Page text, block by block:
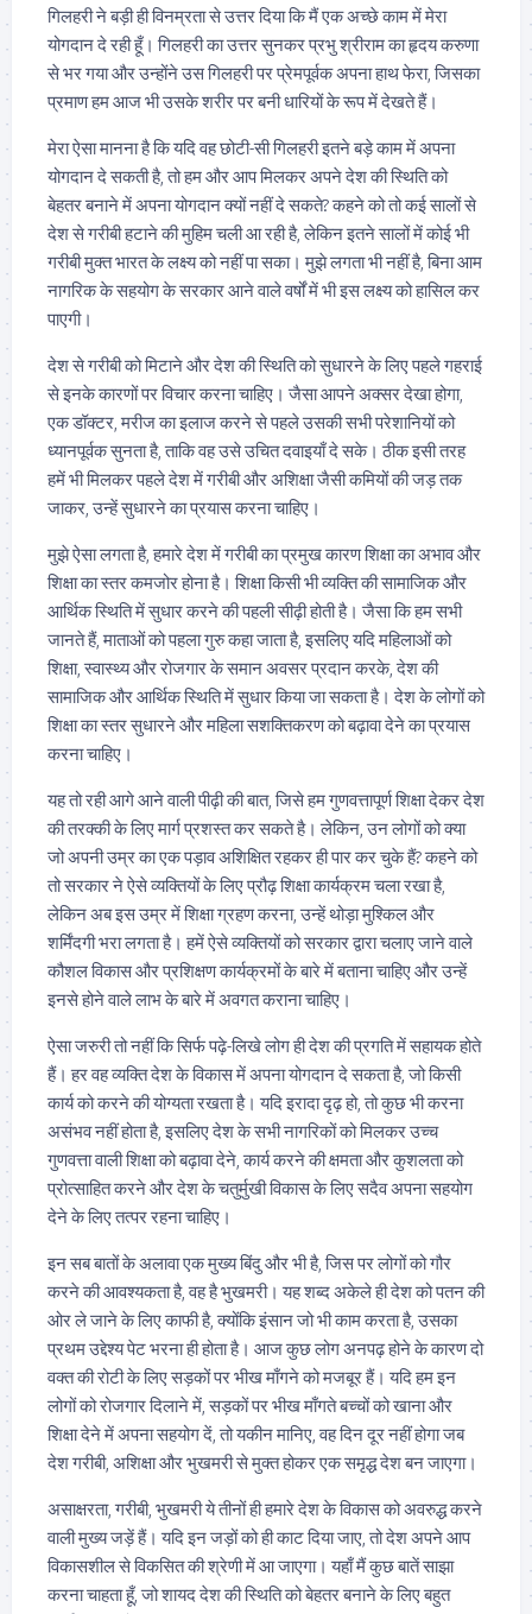
गिलहरी ने बड़ी ही विनम्रता से उत्तर दिया कि मैं एक अच्छे काम में मेरा
योगदान दे रही हूँ। गिलहरी का उत्तर सुनकर प्रभु श्रीराम का हृदय करुणा
से भर गया और उन्होंने उस गिलहरी पर प्रेमपूर्वक अपना हाथ फेरा, जिसका
प्रमाण हम आज भी उसके शरीर पर बनी धारियों के रूप में देखते हैं।
मेरा ऐसा मानना है कि यदि वह छोटी-सी गिलहरी इतने बड़े काम में अपना
योगदान दे सकती है, तो हम और आप मिलकर अपने देश की स्थिति को
बेहतर बनाने में अपना योगदान क्यों नहीं दे सकते? कहने को तो कई सालों से
देश से गरीबी हटाने की मुहिम चली आ रही है, लेकिन इतने सालों में कोई भी
गरीबी मुक्त भारत के लक्ष्य को नहीं पा सका। मुझे लगता भी नहीं है, बिना आम
नागरिक के सहयोग के सरकार आने वाले वर्षों में भी इस लक्ष्य को हासिल कर
पाएगी।
देश से गरीबी को मिटाने और देश की स्थिति को सुधारने के लिए पहले गहराई
से इनके कारणों पर विचार करना चाहिए। जैसा आपने अक्सर देखा होगा,
एक डॉक्टर, मरीज का इलाज करने से पहले उसकी सभी परेशानियों को
ध्यानपूर्वक सुनता है, ताकि वह उसे उचित दवाइयाँ दे सके। ठीक इसी तरह
हमें भी मिलकर पहले देश में गरीबी और अशिक्षा जैसी कमियों की जड़ तक
जाकर, उन्हें सुधारने का प्रयास करना चाहिए।
मुझे ऐसा लगता है, हमारे देश में गरीबी का प्रमुख कारण शिक्षा का अभाव और
शिक्षा का स्तर कमजोर होना है। शिक्षा किसी भी व्यक्ति की सामाजिक और
आर्थिक स्थिति में सुधार करने की पहली सीढ़ी होती है। जैसा कि हम सभी
जानते हैं, माताओं को पहला गुरु कहा जाता है, इसलिए यदि महिलाओं को
शिक्षा, स्वास्थ्य और रोजगार के समान अवसर प्रदान करके, देश की
सामाजिक और आर्थिक स्थिति में सुधार किया जा सकता है। देश के लोगों को
शिक्षा का स्तर सुधारने और महिला सशक्तिकरण को बढ़ावा देने का प्रयास
करना चाहिए।
यह तो रही आगे आने वाली पीढ़ी की बात, जिसे हम गुणवत्तापूर्ण शिक्षा देकर देश
की तरक्की के लिए मार्ग प्रशस्त कर सकते है। लेकिन, उन लोगों को क्या
जो अपनी उम्र का एक पड़ाव अशिक्षित रहकर ही पार कर चुके हैं? कहने को
तो सरकार ने ऐसे व्यक्तियों के लिए प्रौढ़ शिक्षा कार्यक्रम चला रखा है,
लेकिन अब इस उम्र में शिक्षा ग्रहण करना, उन्हें थोड़ा मुश्किल और
शर्मिंदगी भरा लगता है। हमें ऐसे व्यक्तियों को सरकार द्वारा चलाए जाने वाले
कौशल विकास और प्रशिक्षण कार्यक्रमों के बारे में बताना चाहिए और उन्हें
इनसे होने वाले लाभ के बारे में अवगत कराना चाहिए।
ऐसा जरुरी तो नहीं कि सिर्फ पढ़े-लिखे लोग ही देश की प्रगति में सहायक होते
हैं। हर वह व्यक्ति देश के विकास में अपना योगदान दे सकता है, जो किसी
कार्य को करने की योग्यता रखता है। यदि इरादा दृढ़ हो, तो कुछ भी करना
असंभव नहीं होता है, इसलिए देश के सभी नागरिकों को मिलकर उच्च
गुणवत्ता वाली शिक्षा को बढ़ावा देने, कार्य करने की क्षमता और कुशलता को
प्रोत्साहित करने और देश के चतुर्मुखी विकास के लिए सदैव अपना सहयोग
देने के लिए तत्पर रहना चाहिए।
इन सब बातों के अलावा एक मुख्य बिंदु और भी है, जिस पर लोगों को गौर
करने की आवश्यकता है, वह है भुखमरी। यह शब्द अकेले ही देश को पतन की
ओर ले जाने के लिए काफी है, क्योंकि इंसान जो भी काम करता है, उसका
प्रथम उद्देश्य पेट भरना ही होता है। आज कुछ लोग अनपढ़ होने के कारण दो
वक्त की रोटी के लिए सड़कों पर भीख माँगने को मजबूर हैं। यदि हम इन
लोगों को रोजगार दिलाने में, सड़कों पर भीख माँगते बच्चों को खाना और
शिक्षा देने में अपना सहयोग दें, तो यकीन मानिए, वह दिन दूर नहीं होगा जब
देश गरीबी, अशिक्षा और भुखमरी से मुक्त होकर एक समृद्ध देश बन जाएगा।
असाक्षरता, गरीबी, भुखमरी ये तीनों ही हमारे देश के विकास को अवरुद्ध करने
वाली मुख्य जड़ें हैं। यदि इन जड़ों को ही काट दिया जाए, तो देश अपने आप
विकासशील से विकसित की श्रेणी में आ जाएगा। यहाँ मैं कुछ बातें साझा
करना चाहता हूँ, जो शायद देश की स्थिति को बेहतर बनाने के लिए बहुत